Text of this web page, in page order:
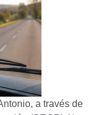
a través de